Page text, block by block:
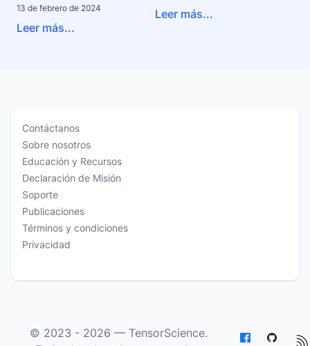
13 de febrero de 2024
Leer más...
Leer más...
Contáctanos
Sobre nosotros
Educación y Recursos
Declaración de Misión
Soporte
Publicaciones
Términos y condiciones
Privacidad
© 2023 - 2026 — TensorScience.